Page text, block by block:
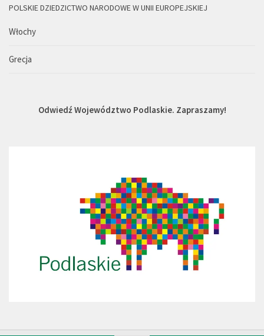
POLSKIE DZIEDZICTWO NARODOWE W UNII EUROPEJSKIEJ
Włochy
Grecja
Odwiedź Województwo Podlaskie. Zapraszamy!